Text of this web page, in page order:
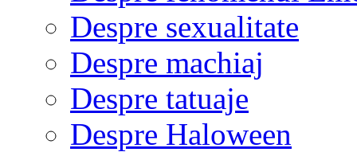
Despre sexualitate
Despre machiaj
Despre tatuaje
Despre Haloween